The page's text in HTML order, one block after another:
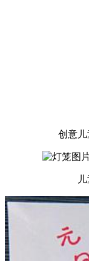
创意